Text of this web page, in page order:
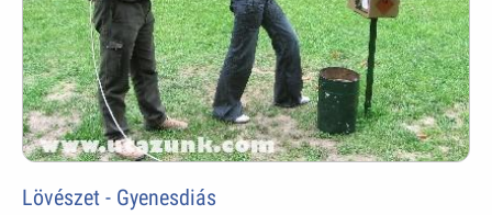
Lövészet - Gyenesdiás